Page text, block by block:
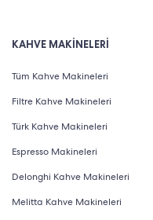
KAHVE MAKİNELERİ
Tüm Kahve Makineleri
Filtre Kahve Makineleri
Türk Kahve Makineleri
Espresso Makineleri
Delonghi Kahve Makineleri
Melitta Kahve Makineleri